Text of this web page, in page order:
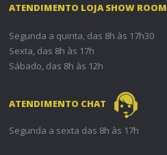
ATENDIMENTO LOJA SHOW ROOM
Segunda a quinta, das 8h às 17h30
Sexta, das 8h às 17h
Sábado, das 8h às 12h
ATENDIMENTO CHAT
Segunda a sexta das 8h às 17h